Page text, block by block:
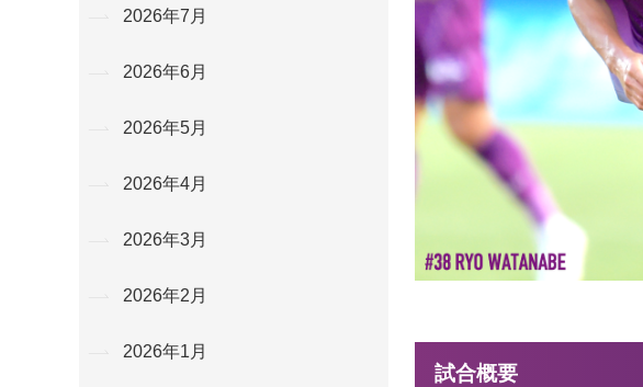
試合概要
2026年7月
2026年6月
2026年5月
2026年4月
2026年3月
2026年2月
2026年1月